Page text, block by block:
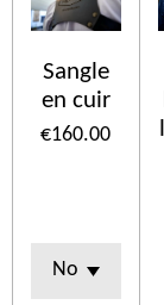
Sangle
en cuir
€160.00